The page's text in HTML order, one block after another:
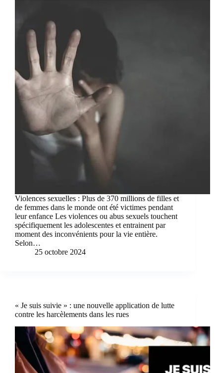
Violences sexuelles : Plus de 370 millions de filles et
de femmes dans le monde ont été victimes pendant
leur enfance Les violences ou abus sexuels touchent
spécifiquement les adolescentes et entrainent par
moment des inconvénients pour la vie entière.
Selon…
25 octobre 2024
« Je suis suivie » : une nouvelle application de lutte
contre les harcèlements dans les rues